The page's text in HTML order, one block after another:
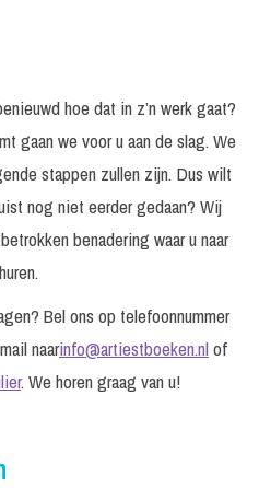
hoe dat in z’n werk gaat?
gaan we voor u aan de slag. We
stappen zullen zijn. Dus wilt
nog niet eerder gedaan? Wij
benadering waar u naar
Bel ons op telefoonnummer
naarinfo@artiestboeken.nlof
. We horen graag van u!